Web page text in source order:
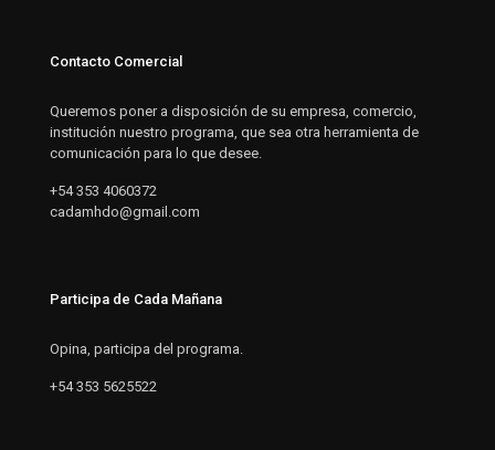
Contacto Comercial
Queremos poner a disposición de su empresa, comercio,
institución nuestro programa, que sea otra herramienta de
comunicación para lo que desee.
+54 353 4060372
cadamhdo@gmail.com
Participa de Cada Mañana
Opina, participa del programa.
+54 353 5625522